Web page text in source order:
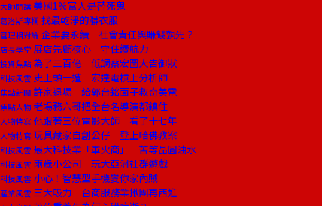
大師開講 美國1％富人是替死鬼
葛洛斯專欄 找最乾淨的髒衣服
管理相對論 企業要永續 社會責任與賺錢孰先？
店長學堂 展店先顧核心 守住續航力
投資焦點 為了三百億 低調蔡宏圖大告御狀
科技風雲 史上頭一遭 宏達電槓上分析師
焦點新聞 許家退場 給郭台銘面子救奇美電
焦點人物 老場務六哥把全台名導演都鎮住
人物特寫 他跟著三位電影大師 看了十七年
人物特寫 玩具藏家自創公仔 登上哈佛教案
科技風雲 最大科技業「軍火商」 苦等晶圓油水
科技風雲 兩歲小公司 玩大亞洲社群遊戲
科技風雲 小心！智慧型手機變你家內賊
產業風雲 三大吸力 台商服務業揪團再西進